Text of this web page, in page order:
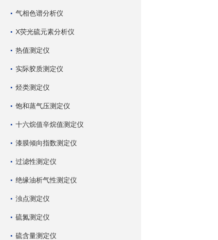
气相色谱分析仪
X荧光硫元素分析仪
热值测定仪
实际胶质测定仪
烃类测定仪
饱和蒸气压测定仪
十六烷值辛烷值测定仪
漆膜倾向指数测定仪
过滤性测定仪
绝缘油析气性测定仪
浊点测定仪
硫氮测定仪
硫含量测定仪